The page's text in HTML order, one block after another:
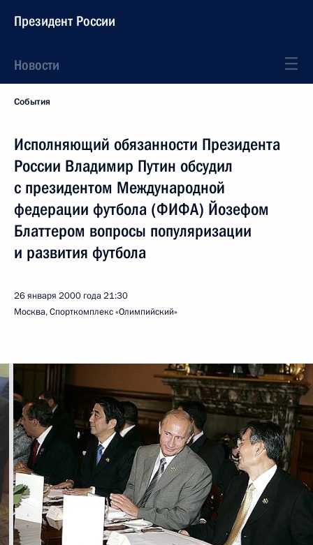
Президент России
Новости
События
Исполняющий обязанности Президента
России Владимир Путин обсудил
с президентом Международной
федерации футбола (ФИФА) Йозефом
Блаттером вопросы популяризации
и развития футбола
26 января 2000 года21:30
Москва, Спорткомплекс «Олимпийский»